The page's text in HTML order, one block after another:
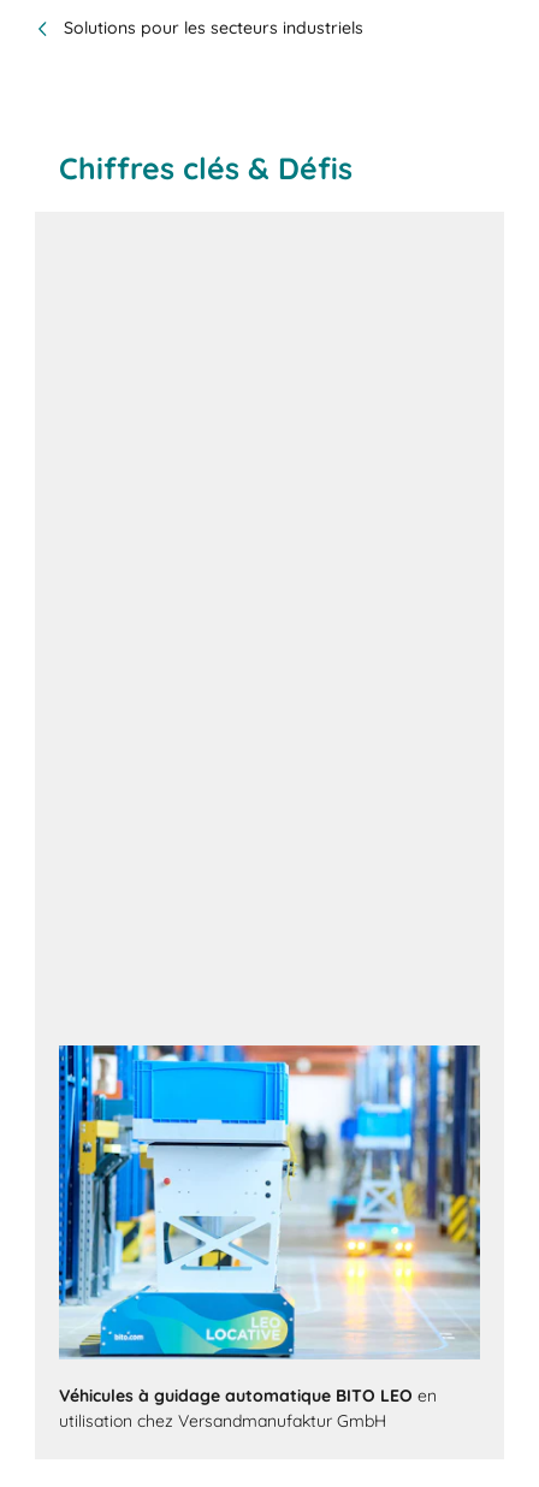
Solutions pour les secteurs industriels
Chiffres clés & Défis
Véhicules à guidage automatique BITO LEO en
utilisation chez Versandmanufaktur GmbH